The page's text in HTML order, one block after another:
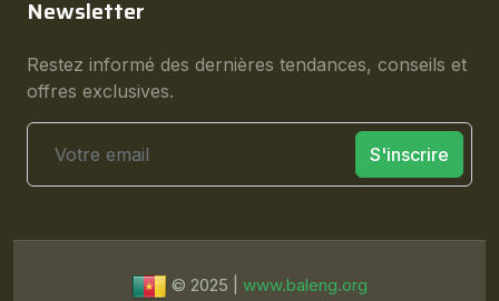
Newsletter
Restez informé des dernières tendances, conseils et
offres exclusives.
S'inscrire
© 2025 | www.baleng.org